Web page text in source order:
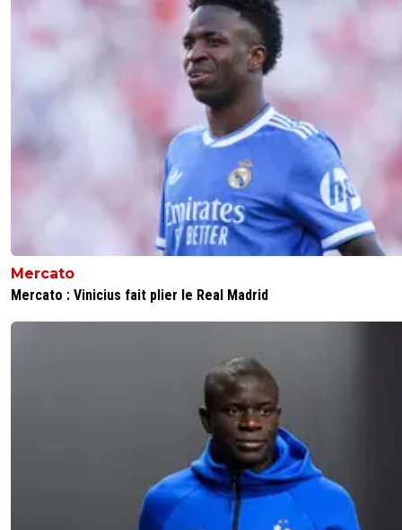
Mercato
Mercato : Vinicius fait plier le Real Madrid